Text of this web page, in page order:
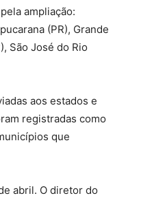
ampliação:
(PR), Grande
São José do Rio
aos estados e
registradas como
que
abril. O diretor do